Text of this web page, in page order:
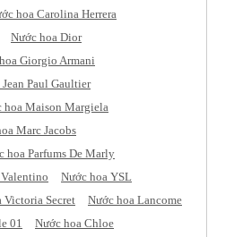
hoa Carolina Herrera
Nước hoa Dior
Giorgio Armani
Paul Gaultier
hoa Maison Margiela
Marc Jacobs
hoa Parfums De Marly
Nước hoa YSL
Victoria Secret
Nước hoa Lancome
01
Nước hoa Chloe